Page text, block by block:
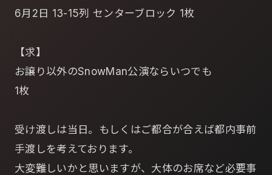
6月2日 13-15列 センターブロック 1枚
【求】
お譲り以外のSnowMan公演ならいつでも
1枚
受け渡しは当日。もしくはご都合が合えば都内事前
手渡しを考えております。
大変難しいかと思いますが、大体のお席など必要事